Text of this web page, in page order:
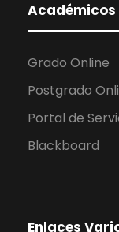
Académicos
Grado Online
Postgrado
Portal de
Blackboard
Enlaces